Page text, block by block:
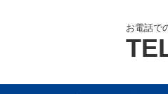
お電話で